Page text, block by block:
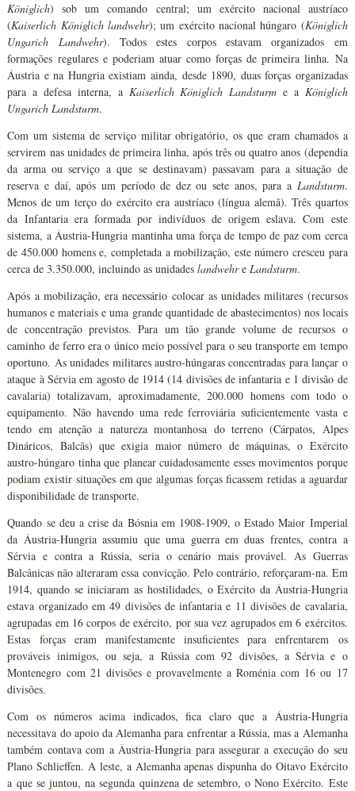
Königlich) sob um comando central; um exército nacional austríaco
(Kaiserlich Königlich landwehr); um exército nacional húngaro (Königlich
Ungarich Landwehr). Todos estes corpos estavam organizados em
formações regulares e poderiam atuar como forças de primeira linha. Na
Áustria e na Hungria existiam ainda, desde 1890, duas forças organizadas
para a defesa interna, a Kaiserlich Königlich Landsturm e a Königlich
Ungarich Landsturm.
Com um sistema de serviço militar obrigatório, os que eram chamados a
servirem nas unidades de primeira linha, após três ou quatro anos (dependia
da arma ou serviço a que se destinavam) passavam para a situação de
reserva e daí, após um período de dez ou sete anos, para a Landsturm.
Menos de um terço do exército era austríaco (língua alemã). Três quartos
da Infantaria era formada por indivíduos de origem eslava. Com este
sistema, a Áustria-Hungria mantinha uma força de tempo de paz com cerca
de 450.000 homens e, completada a mobilização, este número cresceu para
cerca de 3.350.000, incluindo as unidadeslandwehreLandsturm.
Após a mobilização, era necessário colocar as unidades militares (recursos
humanos e materiais e uma grande quantidade de abastecimentos) nos locais
de concentração previstos. Para um tão grande volume de recursos o
caminho de ferro era o único meio possível para o seu transporte em tempo
oportuno. As unidades militares austro-húngaras concentradas para lançar o
ataque à Sérvia em agosto de 1914 (14 divisões de infantaria e 1 divisão de
cavalaria) totalizavam, aproximadamente, 200.000 homens com todo o
equipamento. Não havendo uma rede ferroviária suficientemente vasta e
tendo em atenção a natureza montanhosa do terreno (Cárpatos, Alpes
Dináricos, Balcãs) que exigia maior número de máquinas, o Exército
austro-húngaro tinha que planear cuidadosamente esses movimentos porque
podiam existir situações em que algumas forças ficassem retidas a aguardar
disponibilidade de transporte.
Quando se deu a crise da Bósnia em 1908-1909, o Estado Maior Imperial
da Áustria-Hungria assumiu que uma guerra em duas frentes, contra a
Sérvia e contra a Rússia, seria o cenário mais provável. As Guerras
Balcânicas não alteraram essa convicção. Pelo contrário, reforçaram-na. Em
1914, quando se iniciaram as hostilidades, o Exército da Áustria-Hungria
estava organizado em 49 divisões de infantaria e 11 divisões de cavalaria,
agrupadas em 16 corpos de exército, por sua vez agrupados em 6 exércitos.
Estas forças eram manifestamente insuficientes para enfrentarem os
prováveis inimigos, ou seja, a Rússia com 92 divisões, a Sérvia e o
Montenegro com 21 divisões e provavelmente a Roménia com 16 ou 17
divisões.
Com os números acima indicados, fica claro que a Áustria-Hungria
necessitava do apoio da Alemanha para enfrentar a Rússia, mas a Alemanha
também contava com a Áustria-Hungria para assegurar a execução do seu
Plano Schlieffen. A leste, a Alemanha apenas dispunha do Oitavo Exército
a que se juntou, na segunda quinzena de setembro, o Nono Exército. Este